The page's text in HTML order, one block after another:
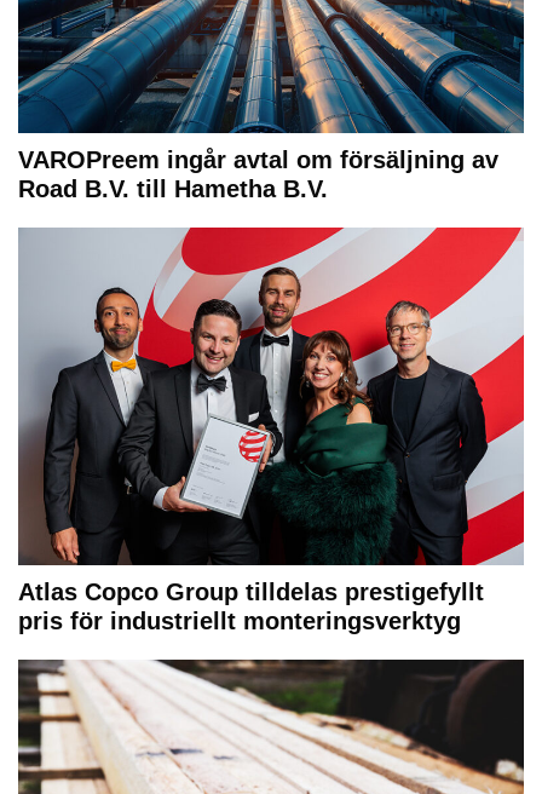
VAROPreem ingår avtal om försäljning av
Road B.V. till Hametha B.V.
Atlas Copco Group tilldelas prestigefyllt
pris för industriellt monteringsverktyg